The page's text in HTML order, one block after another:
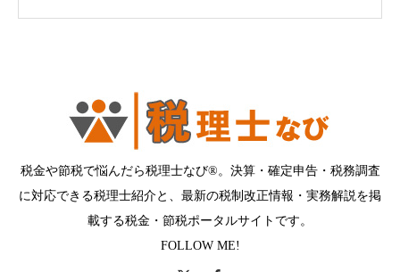
税金や節税で悩んだら税理士なび®。決算・確定申告・税務調査
に対応できる税理士紹介と、最新の税制改正情報・実務解説を掲
載する税金・節税ポータルサイトです。
FOLLOW ME!